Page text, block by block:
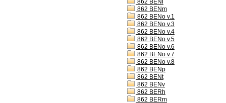
862 BENi
862 BENm
862 BENo v.1
862 BENo v.3
862 BENo v.4
862 BENo v.5
862 BENo v.6
862 BENo v.7
862 BENo v.8
862 BENp
862 BENt
862 BENv
862 BERh
862 BERm